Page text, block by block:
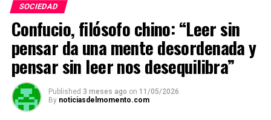
SOCIEDAD
Confucio, filósofo chino: “Leer sin
pensar da una mente desordenada y
pensar sin leer nos desequilibra”
Published 3 meses ago on 11/05/2026
By noticiasdelmomento.com